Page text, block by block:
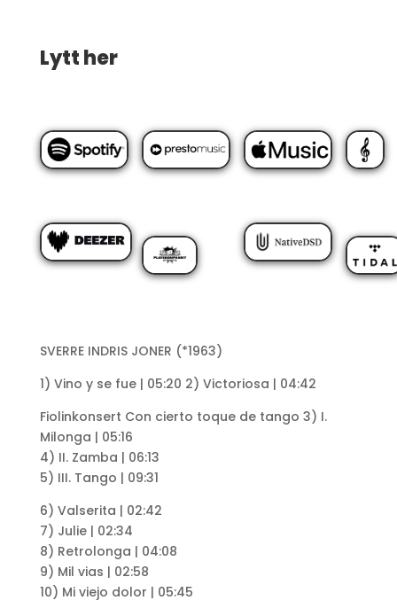
Lytt her
SVERRE INDRIS JONER (*1963)
1) Vino y se fue | 05:20 2) Victoriosa | 04:42
Fiolinkonsert Con cierto toque de tango 3) I.
Milonga | 05:16
4) II. Zamba | 06:13
5) III. Tango | 09:31
6) Valserita | 02:42
7) Julie | 02:34
8) Retrolonga | 04:08
9) Mil vias | 02:58
10) Mi viejo dolor | 05:45